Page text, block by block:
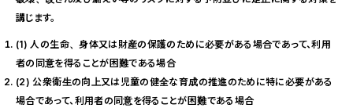
講じます。
(1) 人の生命、身体又は財産の保護のために必要がある場合であって、利用
者の同意を得ることが困難である場合
(2) 公衆衛生の向上又は児童の健全な育成の推進のために特に必要がある
場合であって、利用者の同意を得ることが困難である場合